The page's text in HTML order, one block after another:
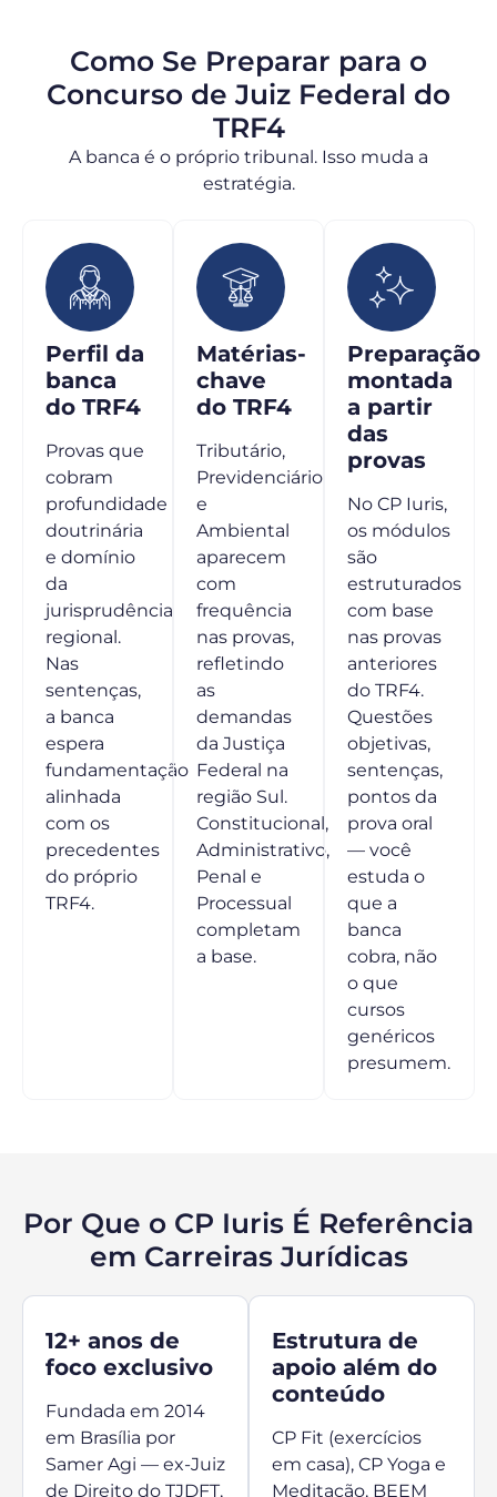
Como Se Preparar para o
Concurso de Juiz Federal do
TRF4
A banca é o próprio tribunal. Isso muda a
estratégia.
Perfil da
banca
do TRF4
Provas que
cobram
profundidade
doutrinária
e domínio
da
jurisprudência
regional.
Nas
sentenças,
a banca
espera
fundamentação
alinhada
com os
precedentes
do próprio
TRF4.
Matérias-
chave
do TRF4
Tributário,
Previdenciário
e
Ambiental
aparecem
com
frequência
nas provas,
refletindo
as
demandas
da Justiça
Federal na
região Sul.
Constitucional,
Administrativo,
Penal e
Processual
completam
a base.
Preparação
montada
a partir
das
provas
No CP Iuris,
os módulos
são
estruturados
com base
nas provas
anteriores
do TRF4.
Questões
objetivas,
sentenças,
pontos da
prova oral
— você
estuda o
que a
banca
cobra, não
o que
cursos
genéricos
presumem.
Por Que o CP Iuris É Referência
em Carreiras Jurídicas
12+ anos de
foco exclusivo
Fundada em 2014
em Brasília por
Samer Agi — ex-Juiz
de Direito do TJDFT,
Estrutura de
apoio além do
conteúdo
CP Fit (exercícios
em casa), CP Yoga e
Meditação, BEEM